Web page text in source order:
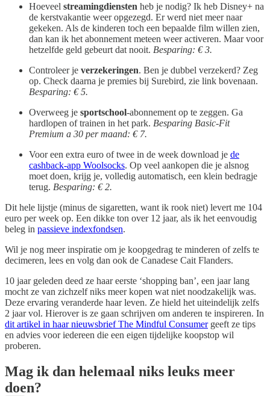
Hoeveel streamingdiensten heb je nodig? Ik heb Disney+ na
de kerstvakantie weer opgezegd. Er werd niet meer naar
gekeken. Als de kinderen toch een bepaalde film willen zien,
dan kan ik het abonnement meteen weer activeren. Maar voor
hetzelfde geld gebeurt dat nooit. Besparing: € 3.
Controleer je verzekeringen. Ben je dubbel verzekerd? Zeg
op. Check daarna je premies bij Surebird, zie link bovenaan.
Besparing: € 5.
Overweeg je sportschool-abonnement op te zeggen. Ga
hardlopen of trainen in het park. Besparing Basic-Fit
Premium a 30 per maand: € 7.
Voor een extra euro of twee in de week download je de
cashback-app Woolsocks. Op veel aankopen die je alsnog
moet doen, krijg je, volledig automatisch, een klein bedragje
terug. Besparing: € 2.
Dit hele lijstje (minus de sigaretten, want ik rook niet) levert me 104
euro per week op. Een dikke ton over 12 jaar, als ik het eenvoudig
beleg in passieve indexfondsen.
Wil je nog meer inspiratie om je koopgedrag te minderen of zelfs te
decimeren, lees en volg dan ook de Canadese Cait Flanders.
10 jaar geleden deed ze haar eerste ‘shopping ban’, een jaar lang
mocht ze van zichzelf niks meer kopen wat niet noodzakelijk was.
Deze ervaring veranderde haar leven. Ze hield het uiteindelijk zelfs
2 jaar vol. Hierover is ze gaan schrijven om anderen te inspireren. In
dit artikel in haar nieuwsbrief The Mindful Consumergeeft ze tips
en advies voor iedereen die een eigen tijdelijke koopstop wil
proberen.
Mag ik dan helemaal niks leuks meer
doen?